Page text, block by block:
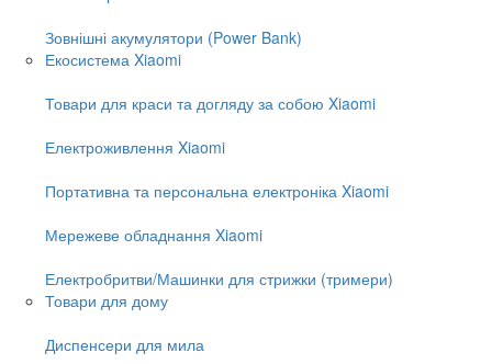
Зовнішні акумулятори (Power Bank)
Екосистема Xiaomi
Товари для краси та догляду за собою Xiaomi
Електроживлення Xiaomi
Портативна та персональна електроніка Xiaomi
Мережеве обладнання Xiaomi
Електробритви/Машинки для стрижки (тримери)
Товари для дому
Диспенсери для мила